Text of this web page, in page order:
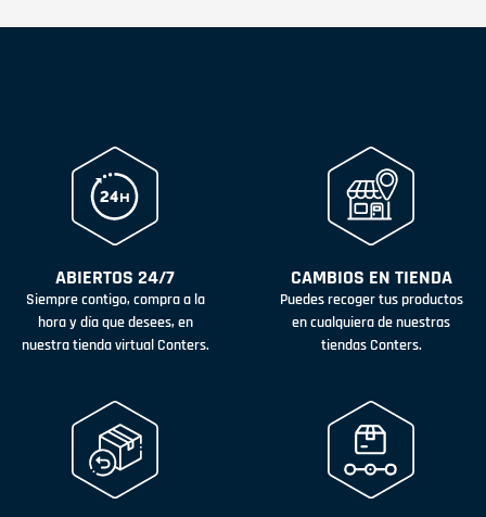
ABIERTOS 24/7
Siempre contigo, compra a la
hora y día que desees, en
nuestra tienda virtual Conters.
CAMBIOS EN TIENDA
Puedes recoger tus productos
en cualquiera de nuestras
tiendas Conters.